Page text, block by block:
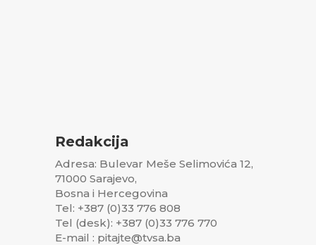
Redakcija
Adresa: Bulevar Meše Selimovića 12,
71000 Sarajevo,
Bosna i Hercegovina
Tel: +387 (0)33 776 808
Tel (desk): +387 (0)33 776 770
E-mail : pitajte@tvsa.ba